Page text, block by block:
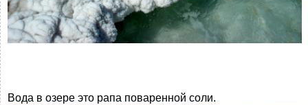
Вода в озере это рапа поваренной соли.